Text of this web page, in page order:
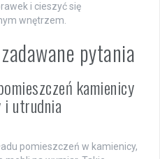
i cieszyć się
wnętrzem.
pytania
kamienicy
utrudnia
pomieszczeń w kamienicy,